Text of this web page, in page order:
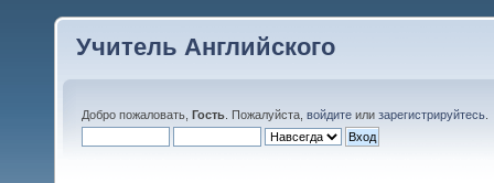
Учитель Английского
Добро пожаловать, Гость . Пожалуйста, войдите или зарегистрируйтесь